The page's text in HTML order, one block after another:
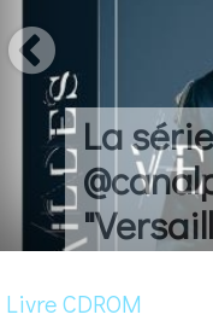
La
Livre CDROM